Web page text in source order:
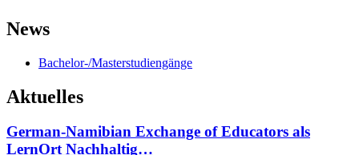
News
Bachelor-/Masterstudiengänge
Aktuelles
German-Namibian Exchange of Educators als
LernOrt Nachhaltig…